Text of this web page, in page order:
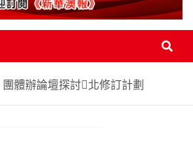
團體辦論壇探討北修訂計劃